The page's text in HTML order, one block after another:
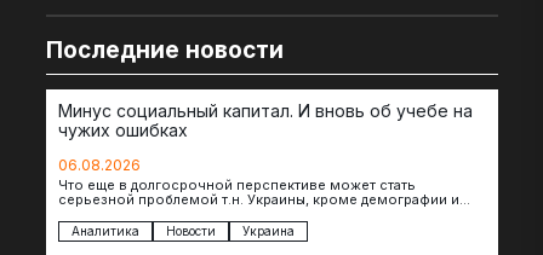
Последние новости
Минус социальный капитал. И вновь об учебе на
чужих ошибках
06.08.2026
Что еще в долгосрочной перспективе может стать
серьезной проблемой т.н. Украины, кроме демографии и
которых будет…
Аналитика Новости Украина